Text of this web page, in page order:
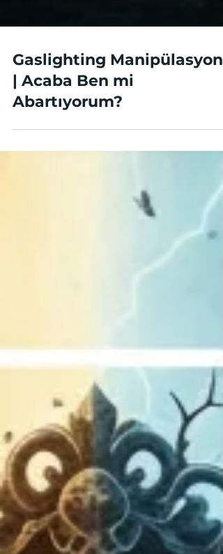
Gaslighting
| Acaba Ben mi
Abartıyorum?